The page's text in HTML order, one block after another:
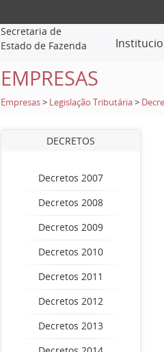
Secretaria de
Estado de Fazenda
EMPRESAS
Empresas > Legislação Tributária >
DECRETOS
Decretos 2007
Decretos 2008
Decretos 2009
Decretos 2010
Decretos 2011
Decretos 2012
Decretos 2013